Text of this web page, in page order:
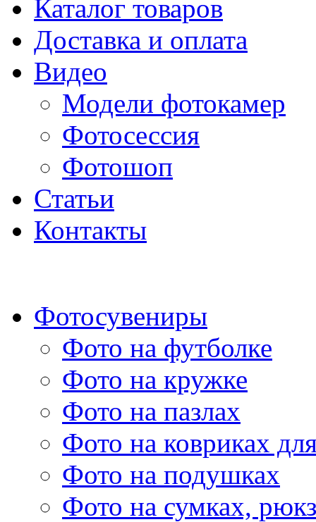
Каталог товаров
Доставка и оплата
Видео
Модели фотокамер
Фотосессия
Фотошоп
Статьи
Контакты
Фотосувениры
Фото на футболке
Фото на кружке
Фото на пазлах
Фото на ковриках
Фото на подушках
Фото на сумках,